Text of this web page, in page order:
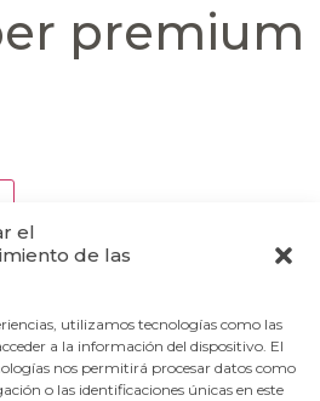
el
de las
utilizamos tecnologías como las
a la información del dispositivo. El
nos permitirá procesar datos como
o las identificaciones únicas en este
premium
17 - 22004 Huesca